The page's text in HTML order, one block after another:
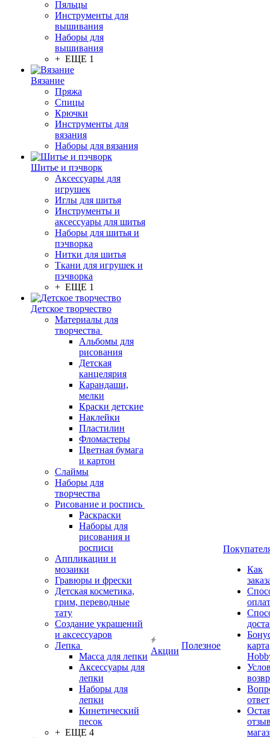
Пяльцы
Инструменты для
вышивания
Наборы для
вышивания
+ ЕЩЕ 1
Вязание
Пряжа
Спицы
Крючки
Инструменты для
вязания
Наборы для вязания
Шитье и пэчворк
Аксессуары для
игрушек
Иглы для шитья
Инструменты и
аксессуары для шитья
Наборы для шитья и
пэчворка
Нитки для шитья
Ткани для игрушек и
пэчворка
+ ЕЩЕ 1
Детское творчество
Материалы для
творчества
Альбомы для
рисования
Детская
канцелярия
Карандаши,
мелки
Краски детские
Наклейки
Пластилин
Фломастеры
Цветная бумага
и картон
Слаймы
Наборы для
творчества
Рисование и роспись
Раскраски
Наборы для
рисования и
росписи
Аппликации и
мозаики
Гравюры и фрески
Детская косметика,
грим, переводные
тату
Создание украшений
и аксессуаров
Лепка
Масса для лепки
Аксессуары для
лепки
Наборы для
лепки
Кинетический
песок
+ ЕЩЕ 4
Акции
Полезное
Как
карта
ответ